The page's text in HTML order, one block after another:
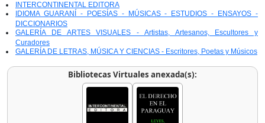
INTERCONTINENTAL EDITORA
IDIOMA GUARANÍ - POESÍAS - MÚSICAS - ESTUDIOS - ENSAYOS -
DICCIONARIOS
GALERÍA DE ARTES VISUALES - Artistas, Artesanos, Escultores y
Curadores
GALERÍA DE LETRAS, MÚSICA Y CIENCIAS - Escritores, Poetas y Músicos
Bibliotecas Virtuales anexada(s):